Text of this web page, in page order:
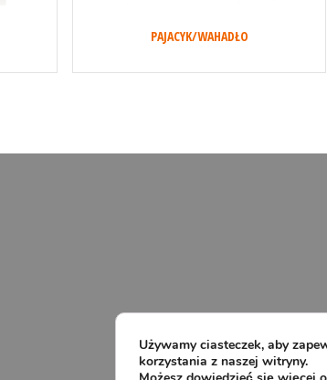
PAJACYK/WAHADŁO
Używamy ciasteczek, aby
korzystania z naszej witryny.